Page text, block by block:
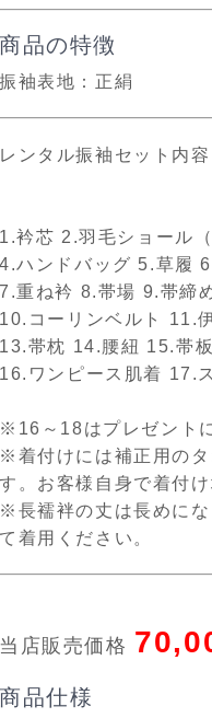
商品の特徴
振袖表地：正絹
レンタル振袖セット内容
1.衿芯 2.羽毛ショール
4.ハンドバッグ 5.草履
7.重ね衿 8.帯場 9.帯締
10.コーリンベルト 11.
13.帯枕 14.腰紐 15.帯板
16.ワンピース肌着 17.
※16～18はプレゼント
※着付けには補正用のタ
す。お客様自身で着付
※長襦袢の丈は長めに
て着用ください。
当店販売価格
商品仕様